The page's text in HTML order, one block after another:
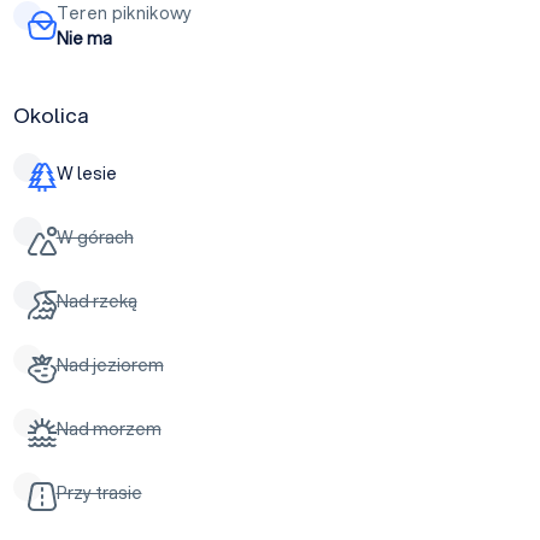
Teren piknikowy
Nie ma
Okolica
W lesie
W górach
Nad rzeką
Nad jeziorem
Nad morzem
Przy trasie